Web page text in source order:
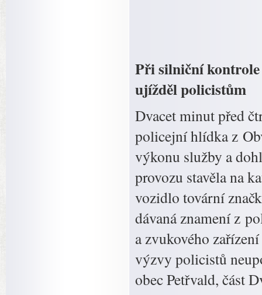
Při silniční kontrole
ujížděl policistům
Dvacet minut před
policejní hlídka z
výkonu služby a
provozu stavěla na
vozidlo tovární
dávaná znamení z
a zvukového
výzvy policistů
obec Petřvald, část